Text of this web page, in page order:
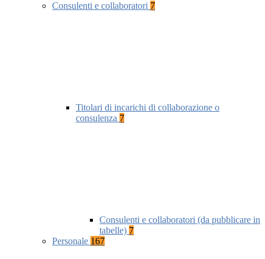
Consulenti e collaboratori 7
Titolari di incarichi di collaborazione o
consulenza 7
Consulenti e collaboratori (da pubblicare in
tabelle) 7
Personale 167